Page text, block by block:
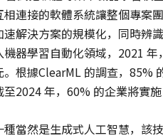
相連接的軟體系統讓整個專案
速解決方案的規模化，同時辨
機器學習自動化領域，2021
。根據ClearML 的調查，85%
2024 年，60% 的企業將實施
種當然是生成式人工智慧，該